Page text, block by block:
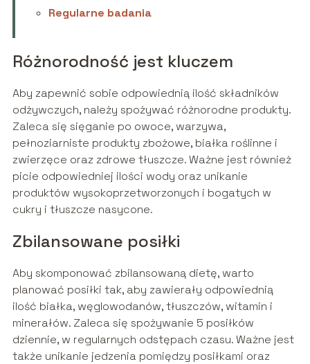
Regularne badania
Różnorodność jest kluczem
Aby zapewnić sobie odpowiednią ilość składników
odżywczych, należy spożywać różnorodne produkty.
Zaleca się sięganie po owoce, warzywa,
pełnoziarniste produkty zbożowe, białka roślinne i
zwierzęce oraz zdrowe tłuszcze. Ważne jest również
picie odpowiedniej ilości wody oraz unikanie
produktów wysokoprzetworzonych i bogatych w
cukry i tłuszcze nasycone.
Zbilansowane posiłki
Aby skomponować zbilansowaną dietę, warto
planować posiłki tak, aby zawierały odpowiednią
ilość białka, węglowodanów, tłuszczów, witamin i
minerałów. Zaleca się spożywanie 5 posiłków
dziennie, w regularnych odstępach czasu. Ważne jest
także unikanie jedzenia pomiędzy posiłkami oraz